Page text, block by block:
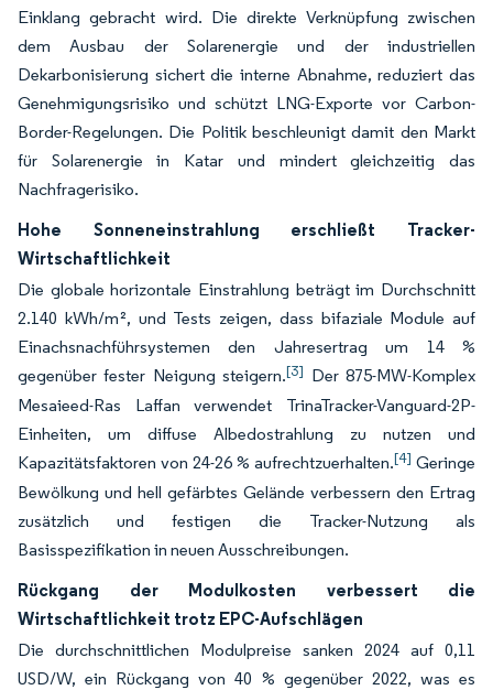
Einklang gebracht wird. Die direkte Verknüpfung zwischen
dem Ausbau der Solarenergie und der industriellen
Dekarbonisierung sichert die interne Abnahme, reduziert das
Genehmigungsrisiko und schützt LNG-Exporte vor Carbon-
Border-Regelungen. Die Politik beschleunigt damit den Markt
für Solarenergie in Katar und mindert gleichzeitig das
Nachfragerisiko.
Hohe Sonneneinstrahlung erschließt Tracker-
Wirtschaftlichkeit
Die globale horizontale Einstrahlung beträgt im Durchschnitt
2.140 kWh/m², und Tests zeigen, dass bifaziale Module auf
Einachsnachführsystemen den Jahresertrag um 14 %
gegenüber fester Neigung steigern.[3] Der 875-MW-Komplex
Mesaieed-Ras Laffan verwendet TrinaTracker-Vanguard-2P-
Einheiten, um diffuse Albedostrahlung zu nutzen und
Kapazitätsfaktoren von 24-26 % aufrechtzuerhalten.[4] Geringe
Bewölkung und hell gefärbtes Gelände verbessern den Ertrag
zusätzlich und festigen die Tracker-Nutzung als
Basisspezifikation in neuen Ausschreibungen.
Rückgang der Modulkosten verbessert die
Wirtschaftlichkeit trotz EPC-Aufschlägen
Die durchschnittlichen Modulpreise sanken 2024 auf 0,11
USD/W, ein Rückgang von 40 % gegenüber 2022, was es